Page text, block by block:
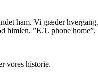
ham. Vi græder
himlen. ”E.T. phone home”.
vores historie.